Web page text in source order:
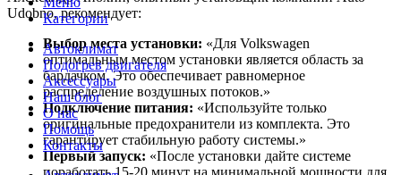
Udobno, рекомендует:
Выбор места установки: «Для Volkswagen
оптимальным местом установки является область за
бардачком. Это обеспечивает равномерное
распределение воздушных потоков.»
Подключение питания: «Используйте только
оригинальные предохранители из комплекта. Это
гарантирует стабильную работу системы.»
Первый запуск: «После установки дайте системе
Категории
Автоклимат
Подогрев двигателя
Аксессуары
Наш блог
О нас
Помощь
Контакты